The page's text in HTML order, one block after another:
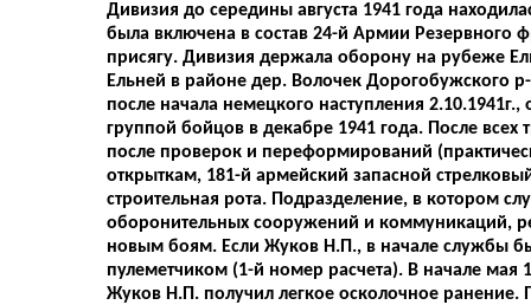
Дивизия до середины августа 1941 года
была включена в состав 24-й Армии Резервного
присягу. Дивизия держала оборону на рубеже
Ельней в районе дер. Волочек Дорогобужского
после начала немецкого наступления
группой бойцов в декабре 1941 года. После
после проверок и переформирований
открыткам, 181-й армейский запасной
строительная рота. Подразделение, в котором
оборонительных сооружений и коммуникаций,
новым боям. Если Жуков Н.П., в начале службы
пулеметчиком (1-й номер расчета). В начале мая
Жуков Н.П. получил легкое осколочное ранение.